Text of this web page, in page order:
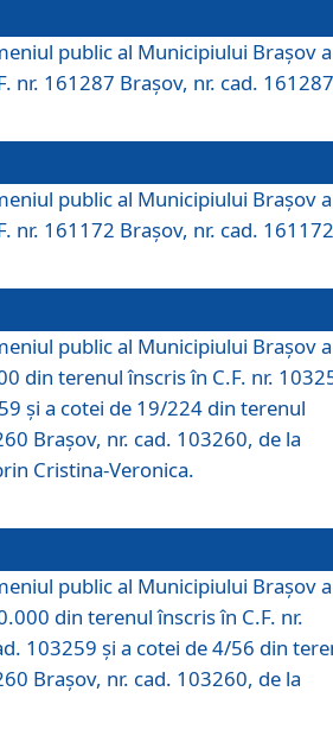
public al Municipiului Braşov a
nr. 161287 Brașov, nr. cad.
public al Municipiului Braşov a
nr. 161172 Brașov, nr. cad.
public al Municipiului Braşov a
din terenul înscris în C.F. nr.
și a cotei de 19/224 din terenul
Brașov, nr. cad. 103260, de la
Cristina-Veronica.
public al Municipiului Braşov a
din terenul înscris în C.F. nr.
103259 și a cotei de 4/56 din
Brașov, nr. cad. 103260, de la